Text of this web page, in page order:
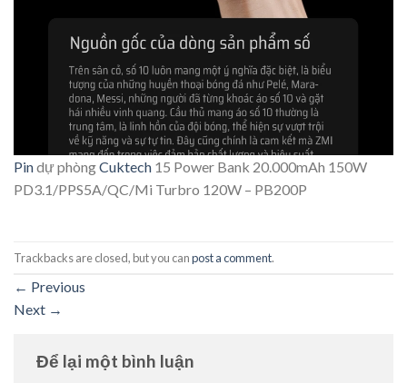
Pindự phòngCuktech 15 Power Bank 20.000mAh 150W
PD3.1/PPS5A/QC/Mi Turbro 120W – PB200P
Trackbacks are closed, but you canpost a comment.
← Previous
Next →
Để lại một bình luận